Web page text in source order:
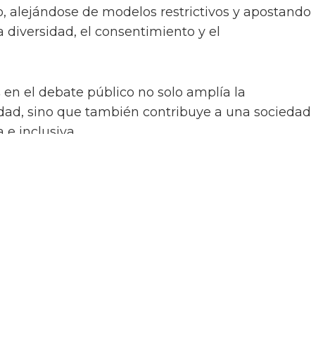
alejándose de modelos restrictivos y apostando
diversidad, el consentimiento y el
el debate público no solo amplía la
sino que también contribuye a una sociedad
e inclusiva.